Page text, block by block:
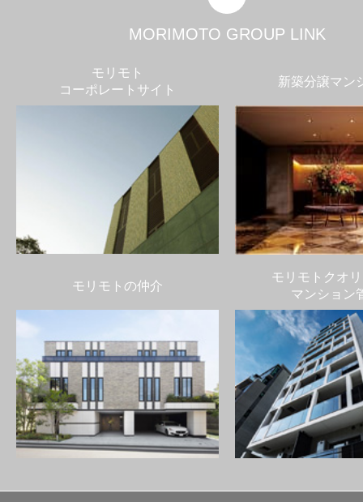
MORIMOTO GROUP LINK
モリモト
コーポレートサイト
新築分譲マン
モリモトの仲介
モリモトクオ
マンション